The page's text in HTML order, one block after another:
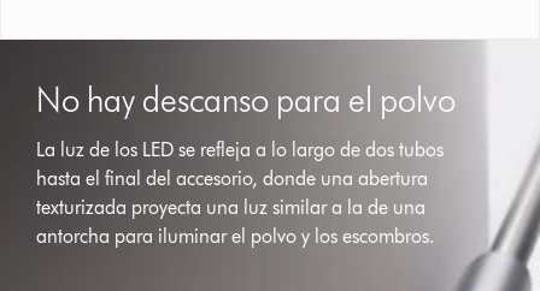
No hay descanso para el polvo
La luz de los LED se refleja a lo largo de dos tubos
hasta el final del accesorio, donde una abertura
texturizada proyecta una luz similar a la de una
antorcha para iluminar el polvo y los escombros.